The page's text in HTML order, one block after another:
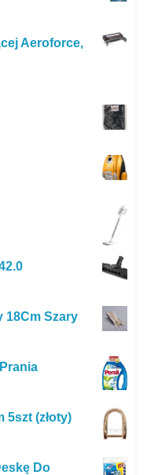
Aeroforce,
18Cm Szary
5szt (złoty)
Do